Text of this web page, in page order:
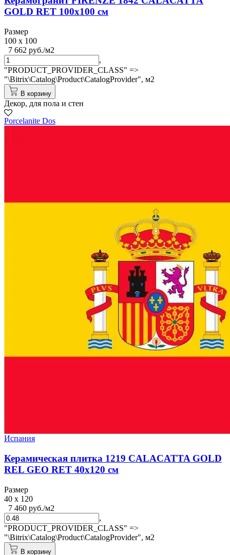
GOLD RET 100x100 см
Размер
100 x 100
7 662 руб./м2
,
"PRODUCT_PROVIDER_CLASS" =>
"\Bitrix\Catalog\Product\CatalogProvider", м2
В корзину
Декор, для пола и стен
Porcelanite Dos
Испания
Керамическая плитка 1219 CALACATTA GOLD
REL GEO RET 40x120 см
Размер
40 x 120
7 460 руб./м2
,
"PRODUCT_PROVIDER_CLASS" =>
"\Bitrix\Catalog\Product\CatalogProvider", м2
В корзину